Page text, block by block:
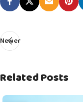
Newer
Related Posts